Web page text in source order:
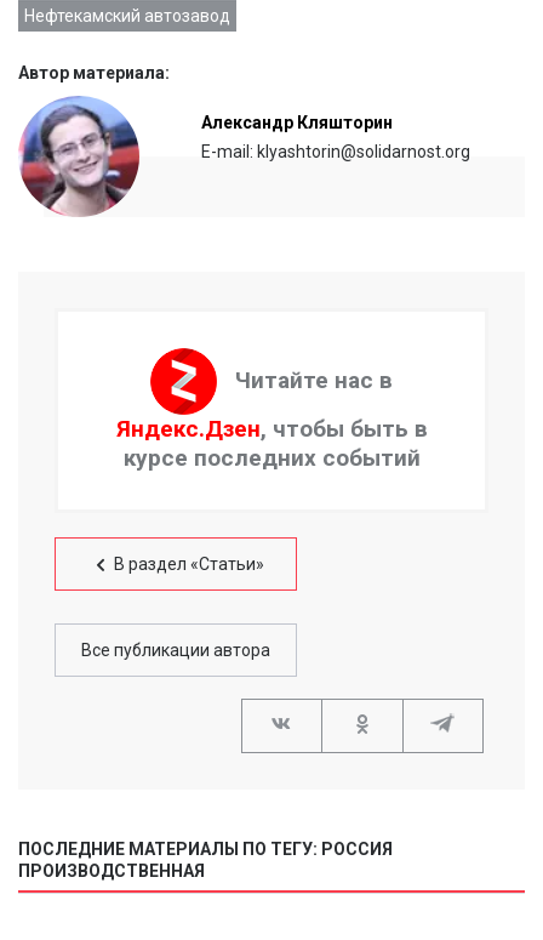
Нефтекамский автозавод
Автор материала:
Александр Кляшторин
E-mail: klyashtorin@solidarnost.org
Читайте нас в
Яндекс.Дзен, чтобы быть в
курсе последних событий
В раздел «Статьи»
Все публикации автора
ПОСЛЕДНИЕ МАТЕРИАЛЫ ПО ТЕГУ: РОССИЯ
ПРОИЗВОДСТВЕННАЯ